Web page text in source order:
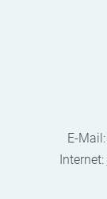
E-Mail:
Internet: